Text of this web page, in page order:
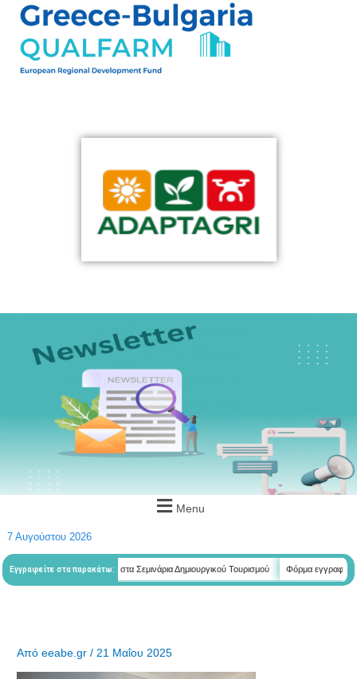
Menu
7 Αυγούστου 2026
Εγγραφείτε στα παρακάτω:
Φόρμα εγγραφής στα Σεμινάρια Δημιουργικού Τουρισμού Φόρμα εγγραφής
Απόeeabe.gr/21 Μαΐου 2025